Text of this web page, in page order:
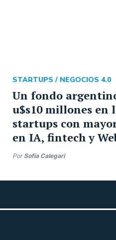
Un fondo
u$s10 millones en
startups con
en IA, fintech y
STARTUPS / NEGOCIOS 4.0
Por Sofia Calegari